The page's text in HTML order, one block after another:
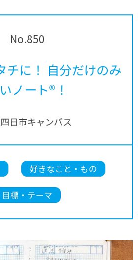
No.850
チに！ 自分だけのみ
ノート®！
日市キャンパス
好きなこと・もの
目標・テーマ